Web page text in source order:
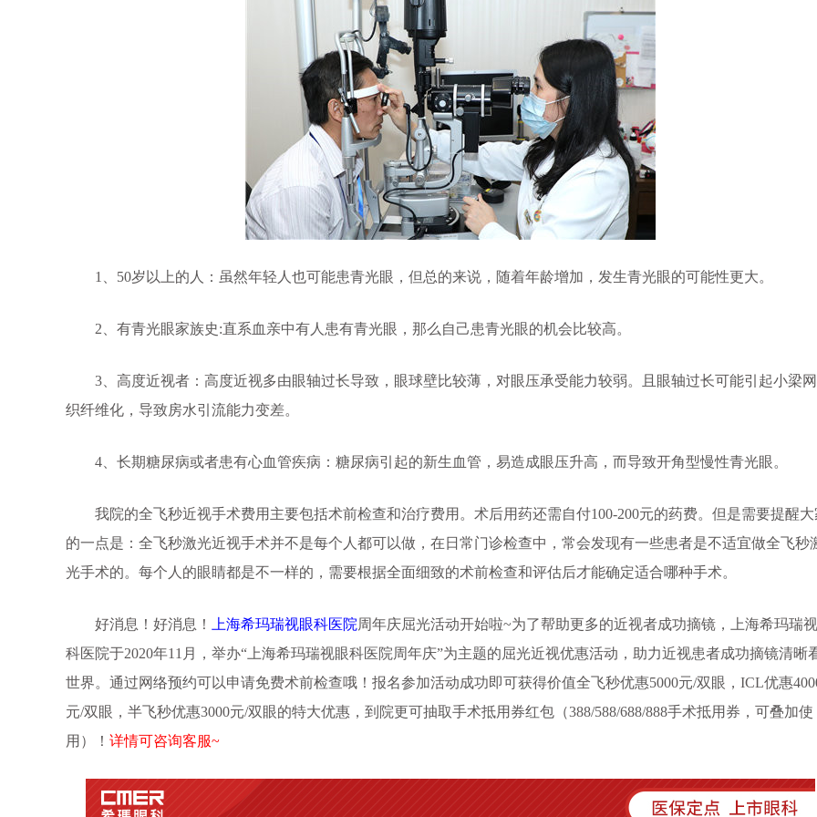
1、50岁以上的人：虽然年轻人也可能患青光眼，但总的来说，随着年龄增加，发生青光眼的可能性更大。
2、有青光眼家族史:直系血亲中有人患有青光眼，那么自己患青光眼的机会比较高。
3、高度近视者：高度近视多由眼轴过长导致，眼球壁比较薄，对眼压承受能力较弱。且眼轴过长可能引起小梁
织纤维化，导致房水引流能力变差。
4、长期糖尿病或者患有心血管疾病：糖尿病引起的新生血管，易造成眼压升高，而导致开角型慢性青光眼。
我院的全飞秒近视手术费用主要包括术前检查和治疗费用。术后用药还需自付100-200元的药费。但是需要提醒大
的一点是：全飞秒激光近视手术并不是每个人都可以做，在日常门诊检查中，常会发现有一些患者是不适宜做全飞秒
光手术的。每个人的眼睛都是不一样的，需要根据全面细致的术前检查和评估后才能确定适合哪种手术。
好消息！好消息！ 上海希玛瑞视眼科医院周年庆屈光活动开始啦~为了帮助更多的近视者成功摘镜，上海希玛瑞
科医院于2020年11月，举办“上海希玛瑞视眼科医院周年庆”为主题的屈光近视优惠活动，助力近视患者成功摘镜清晰
世界。通过网络预约可以申请免费术前检查哦！报名参加活动成功即可获得价值全飞秒优惠5000元/双眼，ICL优惠
元/双眼，半飞秒优惠3000元/双眼的特大优惠，到院更可抽取手术抵用券红包（388/588/688/888手术抵用券，可叠加使
用）！ 详情可咨询客服~